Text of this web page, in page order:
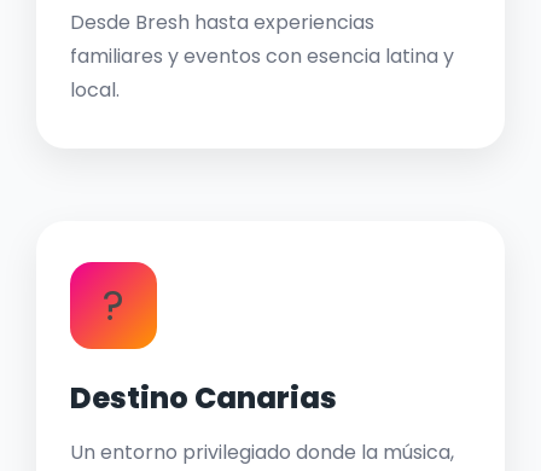
Desde Bresh hasta experiencias
familiares y eventos con esencia latina y
local.
?
Destino Canarias
Un entorno privilegiado donde la música,